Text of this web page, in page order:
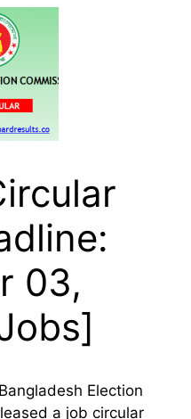
03,
Bangladesh Election
a job circular